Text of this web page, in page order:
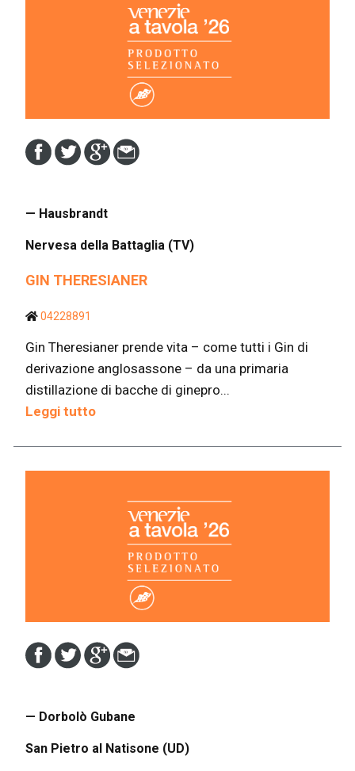
— Hausbrandt
Nervesa della Battaglia (TV)
GIN THERESIANER
04228891
Gin Theresianer prende vita – come tutti i Gin di
derivazione anglosassone – da una primaria
distillazione di bacche di ginepro...
Leggi tutto
— Dorbolò Gubane
San Pietro al Natisone (UD)